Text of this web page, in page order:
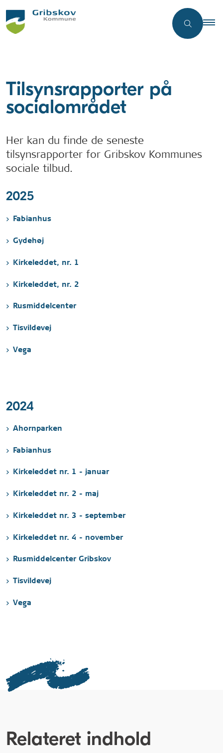
Tilsynsrapporter på
socialområdet
Her kan du finde de seneste
tilsynsrapporter for Gribskov Kommunes
sociale tilbud.
2025
Fabianhus
Gydehøj
Kirkeleddet, nr. 1
Kirkeleddet, nr. 2
Rusmiddelcenter
Tisvildevej
Vega
2024
Ahornparken
Fabianhus
Kirkeleddet nr. 1 - januar
Kirkeleddet nr. 2 - maj
Kirkeleddet nr. 3 - september
Kirkeleddet nr. 4 - november
Rusmiddelcenter Gribskov
Tisvildevej
Vega
Relateret indhold